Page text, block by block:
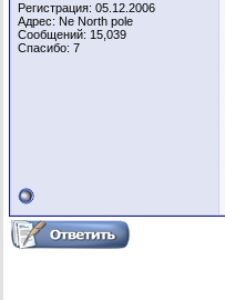
Регистрация: 05.12.2006
Адрес: Ne North pole
Сообщений: 15,039
Спасибо: 7